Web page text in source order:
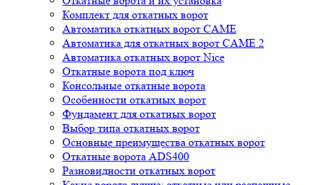
Комплект для откатных ворот
Автоматика откатных ворот CAME
Автоматика для откатных ворот CAME 2
Автоматика откатных ворот Nice
Откатные ворота под ключ
Консольные откатные ворота
Особенности откатных ворот
Фундамент для откатных ворот
Выбор типа откатных ворот
Основные преимущества откатных ворот
Откатные ворота ADS400
Разновидности откатных ворот